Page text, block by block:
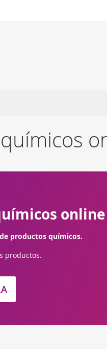
productos químicos.
productos.